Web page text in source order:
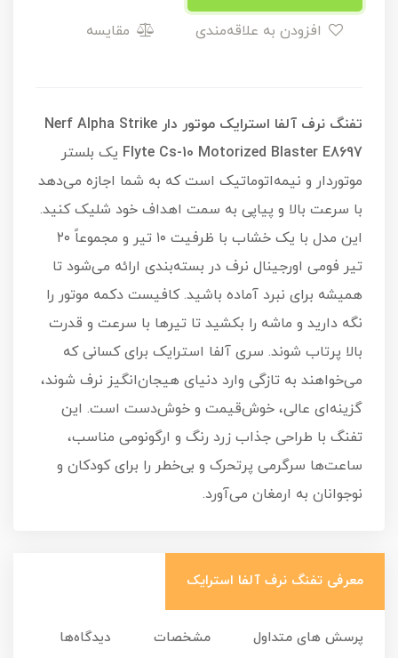
مقایسه
تفنگ نرف آلفا استرایک موتور دار Nerf Alpha Strike
Flyte Cs-10 Motorized Blaster E8697 یک بلستر
موتوردار و نیمه‌اتوماتیک است که به شما اجازه می‌دهد
با سرعت بالا و پیاپی به سمت اهداف خود شلیک کنید.
این مدل با یک خشاب با ظرفیت ۱۰ تیر و مجموعاً ۲۰
تیر فومی اورجینال نرف در بسته‌بندی ارائه می‌شود تا
همیشه برای نبرد آماده باشید. کافیست دکمه موتور را
نگه دارید و ماشه را بکشید تا تیرها با سرعت و قدرت
بالا پرتاب شوند. سری آلفا استرایک برای کسانی که
می‌خواهند به تازگی وارد دنیای هیجان‌انگیز نرف شوند،
گزینه‌ای عالی، خوش‌قیمت و خوش‌دست است. این
تفنگ با طراحی جذاب زرد رنگ و ارگونومی مناسب،
ساعت‌ها سرگرمی پرتحرک و بی‌خطر را برای کودکان و
نوجوانان به ارمغان می‌آورد.
معرفی تفنگ نرف آلفا استرایک
پرسش های متداول مشخصات دیدگاه‌ها